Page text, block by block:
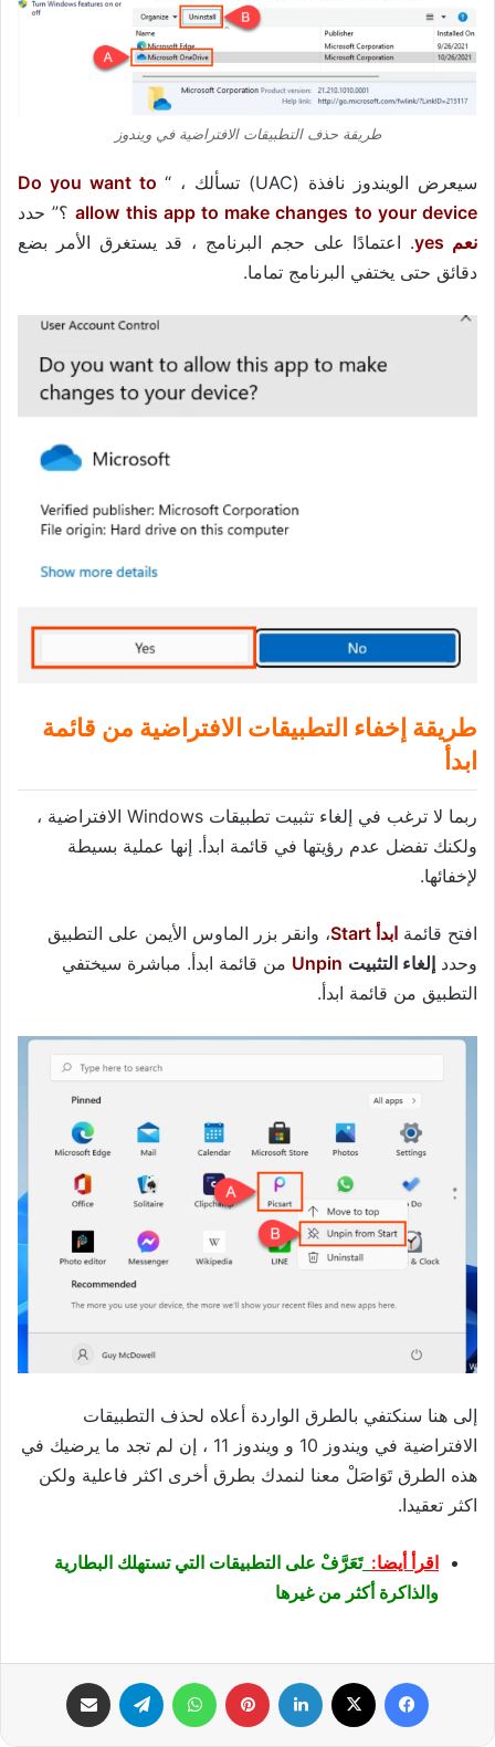
طريقة حذف التطبيقات الافتراضية في ويندوز
سيعرض الويندوز نافذة (UAC) تسألك ، “
Do you want to
allow this app to make changes to your device؟” حدد
نعم yes
. اعتمادًا على حجم البرنامج ، قد يستغرق الأمر بضع
دقائق حتى يختفي البرنامج تماما.
طريقة إخفاء التطبيقات الافتراضية من قائمة
ابدأ
ربما لا ترغب في إلغاء تثبيت تطبيقات Windows الافتراضية ،
ولكنك تفضل عدم رؤيتها في قائمة ابدأ. إنها عملية بسيطة
لإخفائها.
افتح قائمة ابدأ Start، وانقر بزر الماوس الأيمن على التطبيق
وحدد إلغاء التثبيت Unpin من قائمة ابدأ. مباشرة سيختفي
التطبيق من قائمة ابدأ.
إلى هنا سنكتفي بالطرق الواردة أعلاه لحذف التطبيقات
الافتراضية في ويندوز 10 و ويندوز 11 ، إن لم تجد ما يرضيك في
هذه الطرق تَوَاصَلْ معنا لنمدك بطرق أخرى اكثر فاعلية ولكن
اكثر تعقيدا.
اقرأ أيضا: تَعَرَّفْ على التطبيقات التي تستهلك البطارية
والذاكرة أكثر من غيرها